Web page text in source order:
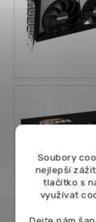
Soubory
nejlepší
tlačítko s
využívat